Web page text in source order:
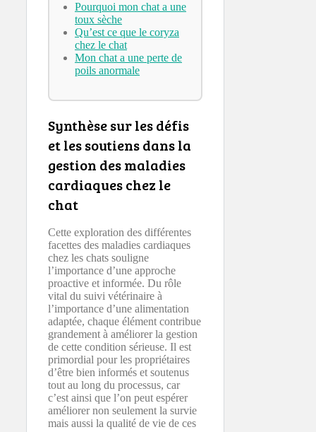
Pourquoi mon chat a une
toux sèche
Qu’est ce que le coryza
chez le chat
Mon chat a une perte de
poils anormale
Synthèse sur les défis
et les soutiens dans la
gestion des maladies
cardiaques chez le
chat
Cette exploration des différentes
facettes des maladies cardiaques
chez les chats souligne
l’importance d’une approche
proactive et informée. Du rôle
vital du suivi vétérinaire à
l’importance d’une alimentation
adaptée, chaque élément contribue
grandement à améliorer la gestion
de cette condition sérieuse. Il est
primordial pour les propriétaires
d’être bien informés et soutenus
tout au long du processus, car
c’est ainsi que l’on peut espérer
améliorer non seulement la survie
mais aussi la qualité de vie de ces